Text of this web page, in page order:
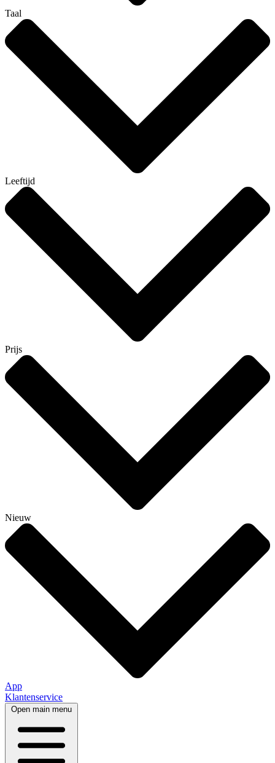
Taal
Leeftijd
Prijs
Nieuw
App
Klantenservice
Open main menu